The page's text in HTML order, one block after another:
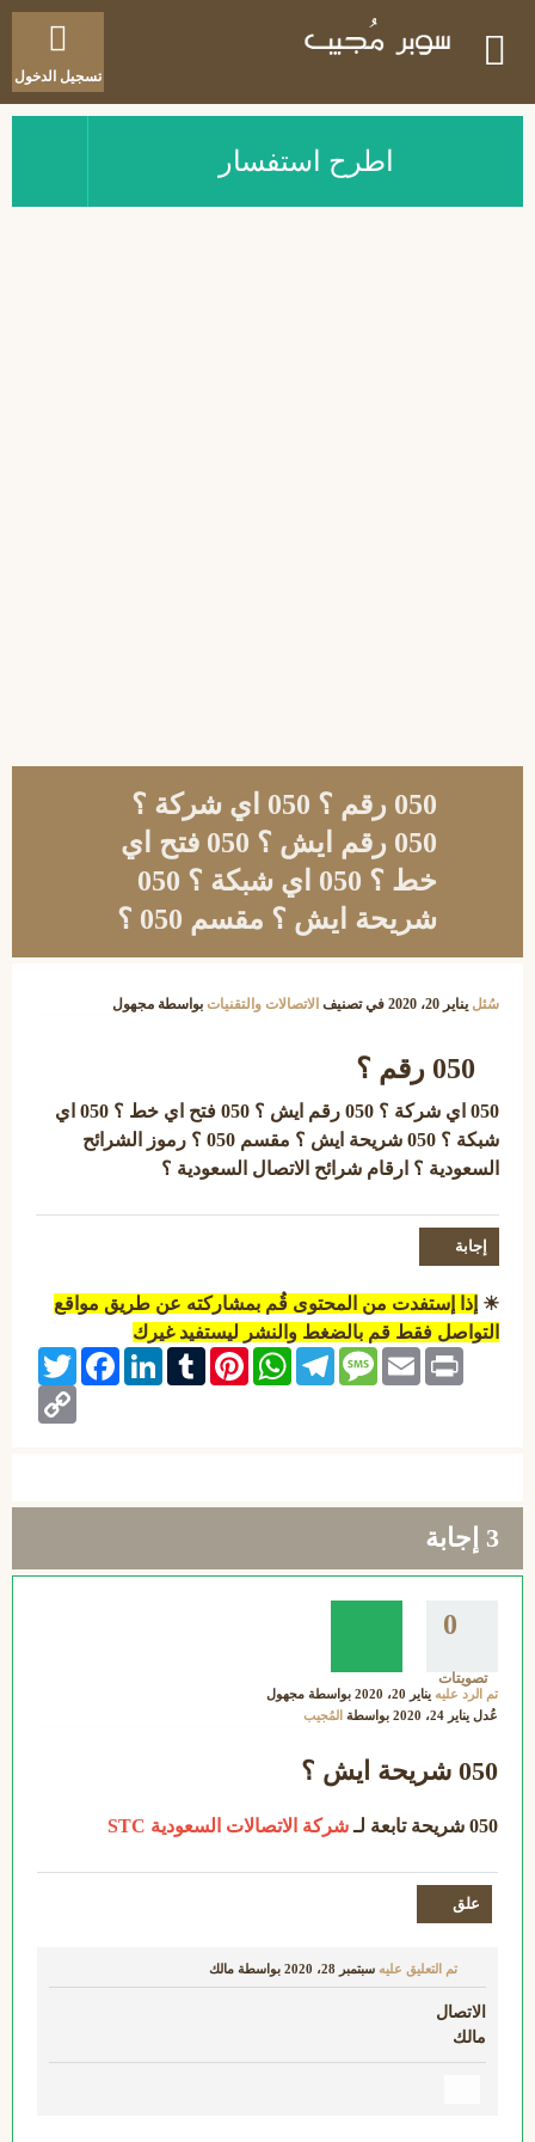
تسجيل الدخول
اطرح استفسار
050 رقم ؟ 050 اي شركة ؟
050 رقم ايش ؟ 050 فتح اي
خط ؟ 050 اي شبكة ؟ 050
شريحة ايش ؟ مقسم 050 ؟
سُئل يناير 20، 2020 في تصنيف الاتصالات والتقنيات بواسطة مجهول
050 رقم ؟
050 اي شركة ؟ 050 رقم ايش ؟ 050 فتح اي خط ؟ 050 اي
شبكة ؟ 050 شريحة ايش ؟ مقسم 050 ؟ رموز الشرائح
السعودية ؟ ارقام شرائح الاتصال السعودية ؟
☀ إذا إستفدت من المحتوى قُم بمشاركته عن طريق مواقع
التواصل فقط قم بالضغط والنشر ليستفيد غيرك
Twitter
FacebookLinkedInTumblrPinterest
WhatsAppTelegramMessageEmail Print
Copy
Link
3 إجابة
0
تصويتات
تم الرد عليه يناير 20، 2020 بواسطة مجهول
عُدل يناير 24، 2020 بواسطة المُجيب
050 شريحة ايش ؟
050 شريحة تابعة لـ شركة الاتصالات السعودية STC
تم التعليق عليه سبتمبر 28، 2020 بواسطة مالك
الاتصال
مالك